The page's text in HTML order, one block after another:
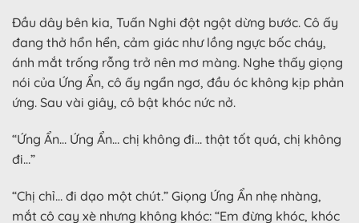
Đầu dây bên kia, Tuấn Nghi đột ngột dừng bước. Cô ấy
đang thở hổn hển, cảm giác như lồng ngực bốc cháy,
ánh mắt trống rỗng trở nên mơ màng. Nghe thấy giọng
nói của Ứng Ẩn, cô ấy ngẩn ngơ, đầu óc không kịp phản
ứng. Sau vài giây, cô bật khóc nức nở.
“Ứng Ẩn… Ứng Ẩn… chị không đi… thật tốt quá, chị không
đi…”
“Chị chỉ… đi dạo một chút.” Giọng Ứng Ẩn nhẹ nhàng,
mắt cô cay xè nhưng không khóc: “Em đừng khóc, khóc